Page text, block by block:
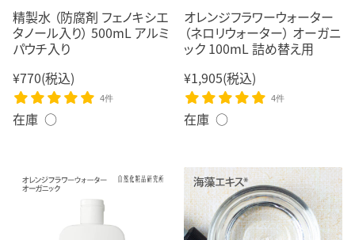
精製水 （防腐剤 フェノキシエ
タノール入り） 500mL アルミ
パウチ入り
¥770(税込)
4件
在庫 ○
オレンジフラワーウォーター
（ネロリウォーター） オーガニ
ック 100mL 詰め替え用
¥1,905(税込)
4件
在庫 ○